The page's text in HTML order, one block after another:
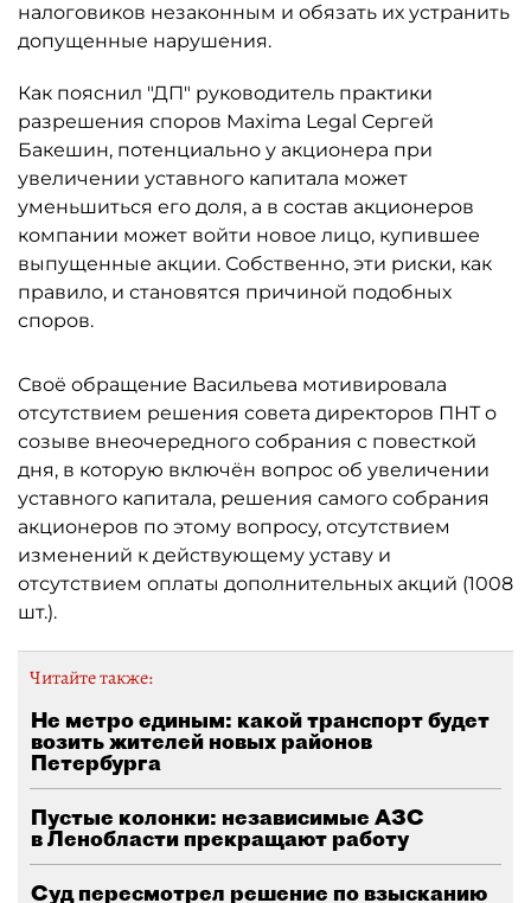
налоговиков незаконным и обязать их устранить
допущенные нарушения.
Как пояснил "ДП" руководитель практики
разрешения споров Maxima Legal Сергей
Бакешин, потенциально у акционера при
увеличении уставного капитала может
уменьшиться его доля, а в состав акционеров
компании может войти новое лицо, купившее
выпущенные акции. Собственно, эти риски, как
правило, и становятся причиной подобных
споров.
Своё обращение Васильева мотивировала
отсутствием решения совета директоров ПНТ о
созыве внеочередного собрания с повесткой
дня, в которую включён вопрос об увеличении
уставного капитала, решения самого собрания
акционеров по этому вопросу, отсутствием
изменений к действующему уставу и
отсутствием оплаты дополнительных акций (1008
шт.).
Читайте также:
Не метро единым: какой транспорт будет
возить жителей новых районов
Петербурга
Пустые колонки: независимые АЗС
в Ленобласти прекращают работу
Суд пересмотрел решение по взысканию